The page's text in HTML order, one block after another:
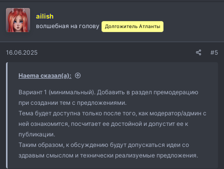
ailish
волшебная на голову Долгожитель Атланты
16.06.2025 #5
Haema сказал(а):
Вариант 1 (минимальный). Добавить в раздел премодерацию
при создании тем с предложениями.
Тема будет доступна только после того, как модератор/админ с
ней ознакомится, посчитает ее достойной и допустит ее к
публикации.
Таким образом, к обсуждению будут допускаться идеи со
здравым смыслом и технически реализуемые предложения.